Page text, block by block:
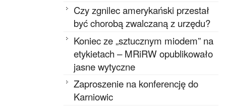
Czy zgnilec amerykański przestał
być chorobą zwalczaną z urzędu?
Koniec ze „sztucznym miodem” na
etykietach – MRiRW opublikowało
jasne wytyczne
Zaproszenie na konferencję do
Karniowic